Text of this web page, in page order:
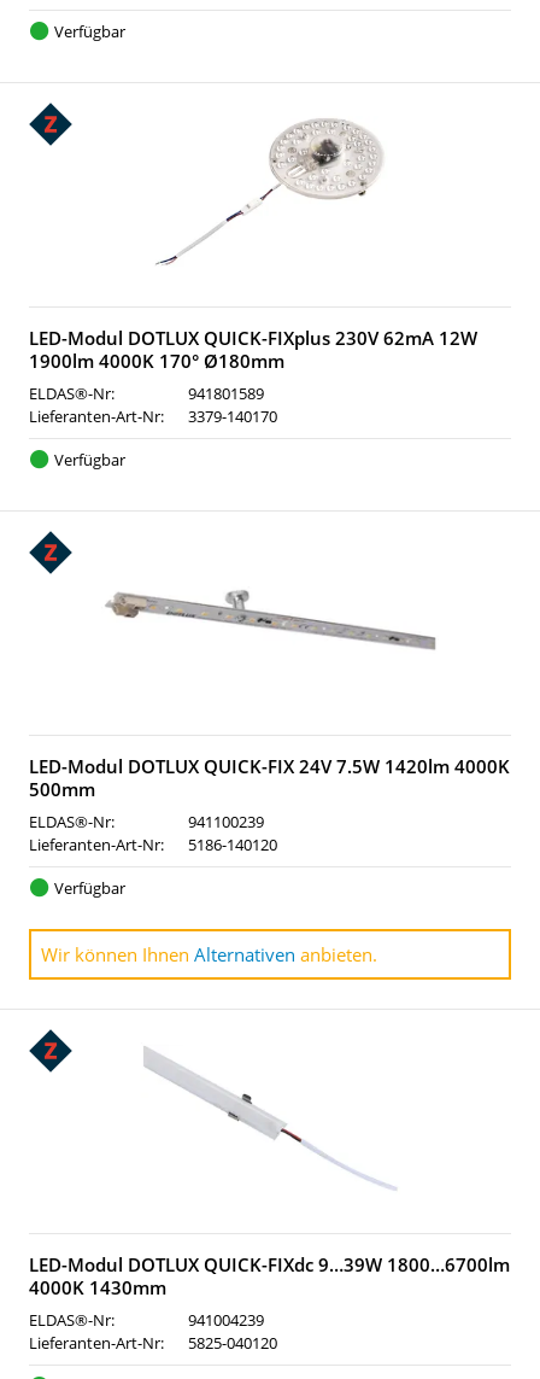
Verfügbar
LED-Modul DOTLUX QUICK-FIXplus 230V 62mA 12W
1900lm 4000K 170° Ø180mm
ELDAS®-Nr:
941801589
Lieferanten-Art-Nr:
3379-140170
Verfügbar
LED-Modul DOTLUX QUICK-FIX 24V 7.5W 1420lm 4000K
500mm
ELDAS®-Nr:
941100239
Lieferanten-Art-Nr:
5186-140120
Verfügbar
Wir können Ihnen Alternativen anbieten.
LED-Modul DOTLUX QUICK-FIXdc 9…39W 1800…6700lm
4000K 1430mm
ELDAS®-Nr:
941004239
Lieferanten-Art-Nr:
5825-040120